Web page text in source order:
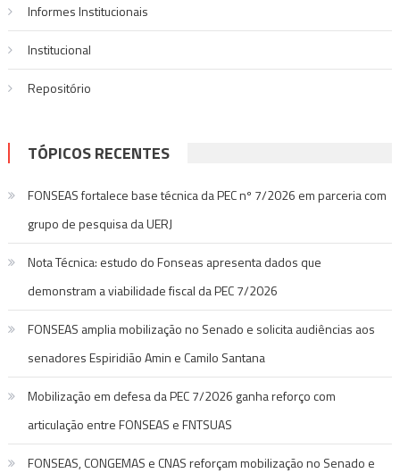
Informes Institucionais
Institucional
Repositório
TÓPICOS RECENTES
FONSEAS fortalece base técnica da PEC nº 7/2026 em parceria com
grupo de pesquisa da UERJ
Nota Técnica: estudo do Fonseas apresenta dados que
demonstram a viabilidade fiscal da PEC 7/2026
FONSEAS amplia mobilização no Senado e solicita audiências aos
senadores Espiridião Amin e Camilo Santana
Mobilização em defesa da PEC 7/2026 ganha reforço com
articulação entre FONSEAS e FNTSUAS
FONSEAS, CONGEMAS e CNAS reforçam mobilização no Senado e